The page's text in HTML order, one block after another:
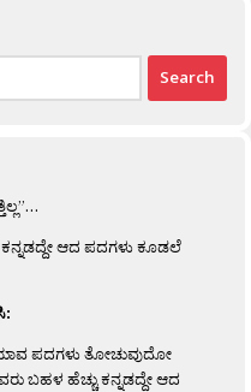
ಆದ ಪದಗಳು ಕೂಡಲೆ
ಪದಗಳು ತೋಚುವುದೋ
ಬಹಳ ಹೆಚ್ಚು ಕನ್ನಡದ್ದೇ ಆದ